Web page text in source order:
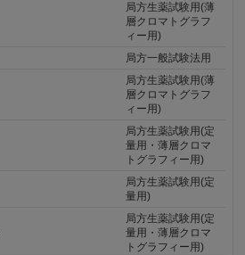
局方生薬試験用(薄
層クロマトグラフ
ィー用)
局方一般試験法用
局方生薬試験用(薄
層クロマトグラフ
ィー用)
局方生薬試験用(定
量用・薄層クロマ
トグラフィー用)
局方生薬試験用(定
量用)
局方生薬試験用(定
量用・薄層クロマ
トグラフィー用)